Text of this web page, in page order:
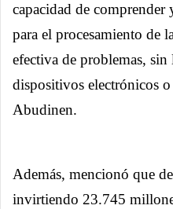
capacidad de comprender
para el procesamiento de
efectiva de problemas, sin
dispositivos electrónicos
Abudinen.
Además, mencionó que
invirtiendo 23.745